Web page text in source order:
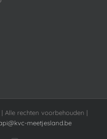
| Alle rechten voorbehouden |
meetjesland.be